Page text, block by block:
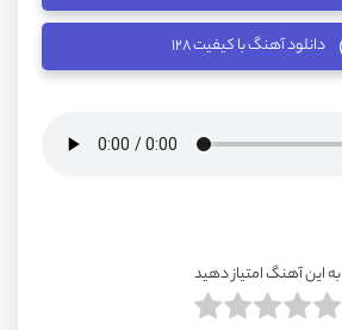
دانلود آهنگ با کیفیت ۱۲۸
به این آهنگ امتیاز دهید